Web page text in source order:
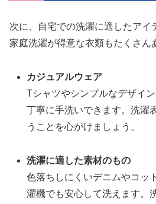
次に、自宅での洗濯に適したアイ
家庭洗濯が得意な衣類もたくさん
カジュアルウェア
Tシャツやシンプルなデザイ
丁寧に手洗いできます。洗濯
うことを心がけましょう。
洗濯に適した素材のもの
色落ちしにくいデニムやコッ
濯機でも安心して洗えます。